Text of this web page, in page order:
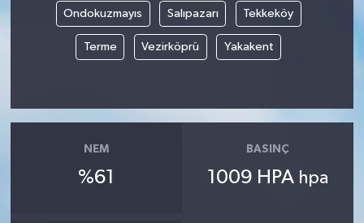
Ondokuzmayıs Salıpazarı Tekkeköy
Terme Vezirköprü Yakakent
NEM
%61
BASINÇ
1009 HPA hpa